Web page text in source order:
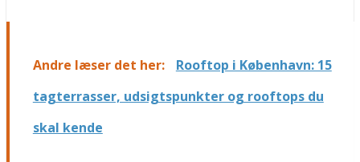
Andre læser det her:
Rooftop i København: 15
tagterrasser, udsigtspunkter og rooftops du
skal kende